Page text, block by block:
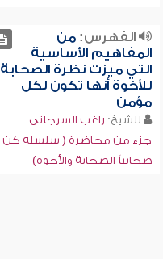
الفهرس:من
المفاهيم الأساسية
التي ميزت نظرة الصحابة
للأخوة أنها تكون لكل
مؤمن
للشيخ: راغب السرجاني
جزء من محاضرة ( سلسلة كن
صحابياً الصحابة والأخوة)